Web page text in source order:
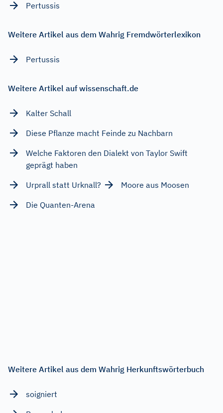
Pertussis
Weitere Artikel aus dem Wahrig Fremdwörterlexikon
Pertussis
Weitere Artikel auf wissenschaft.de
Kalter Schall
Diese Pflanze macht Feinde zu Nachbarn
Welche Faktoren den Dialekt von Taylor Swift
geprägt haben
Urprall statt Urknall?
Moore aus Moosen
Die Quanten-Arena
Weitere Artikel aus dem Wahrig Herkunftswörterbuch
soigniert